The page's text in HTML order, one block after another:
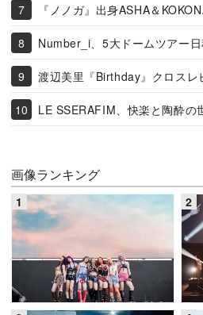
『ノノガ』出身ASHA＆
Number_i、5大ドームツアー
渡辺美里『Birthday』クロスレ
LE SSERAFIM、快楽と陶酔の
画像ランキング